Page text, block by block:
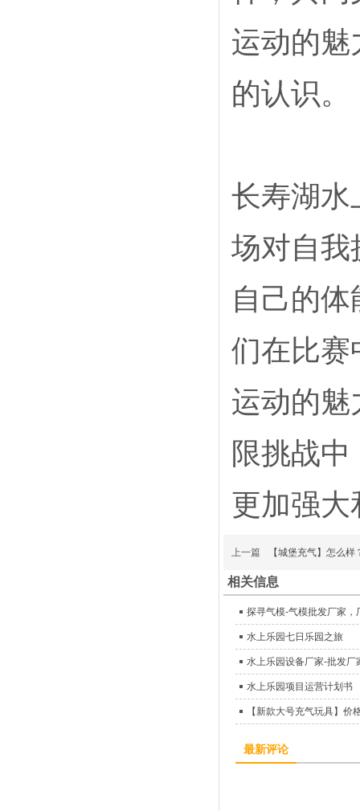
运动的魅
的认识。
长寿湖水
场对自我
自己的
们在比赛
运动的魅
限挑战
更加强大
上一篇 【城堡充气】怎么
相关信息
探寻气模-气模批发厂家
水上乐园七日乐园之旅
水上乐园设备厂家-批发厂
水上乐园项目运营计划书
【新款大号充气玩具】
最新评论